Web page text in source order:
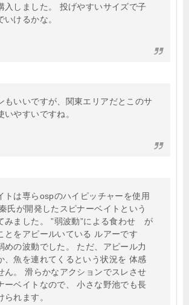
入しました。 投げやすいサイズで子
けるかな。
もいいですが、関東エリアだとこのサ
いやすいですね。
トは専らospのハイピッチャーを使用
氏が開発したスピナーベイトという
みました。 ”弱波動”による食わせ が
とをアピールいている ルアーです
めの波動でした。 ただ、アピール力
、魚を連れてくるという状況を 体感
ん。 滑らかなアクションでスレさせ
ーベイトなので、 小さな野池でも長
られます。